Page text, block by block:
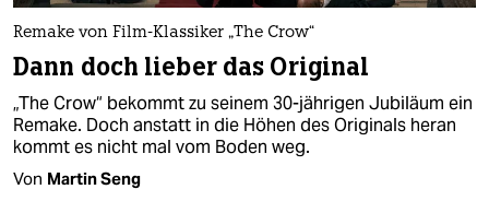
Remake von Film-Klassiker „The Crow“
Dann doch lieber das Original
„The Crow“ bekommt zu seinem 30-jährigen Jubiläum ein
Remake. Doch anstatt in die Höhen des Originals heran
kommt es nicht mal vom Boden weg.
Von Martin Seng